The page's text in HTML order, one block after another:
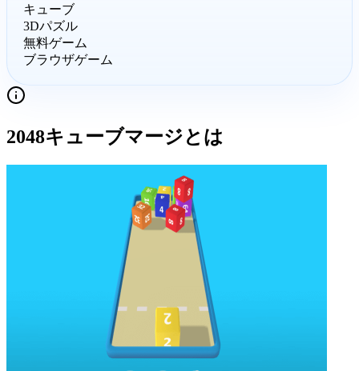
キューブ
3Dパズル
無料ゲーム
ブラウザゲーム
2048キューブマージとは